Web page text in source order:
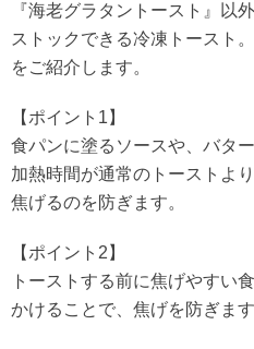
『海老グラタントースト』以
ストックできる冷凍トースト
をご紹介します。
【ポイント1】
食パンに塗るソースや、バタ
加熱時間が通常のトーストよ
焦げるのを防ぎます。
【ポイント2】
トーストする前に焦げやすい
かけることで、焦げを防ぎます